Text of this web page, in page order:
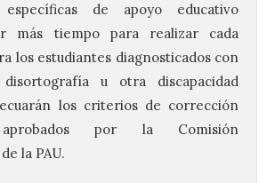
específicas de apoyo educativo
más tiempo para realizar cada
los estudiantes diagnosticados con
u otra discapacidad
los criterios de corrección
aprobados por la Comisión
la PAU.